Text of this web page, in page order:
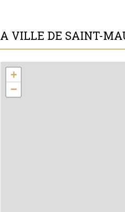
LA VILLE DE SAINT-
+
−